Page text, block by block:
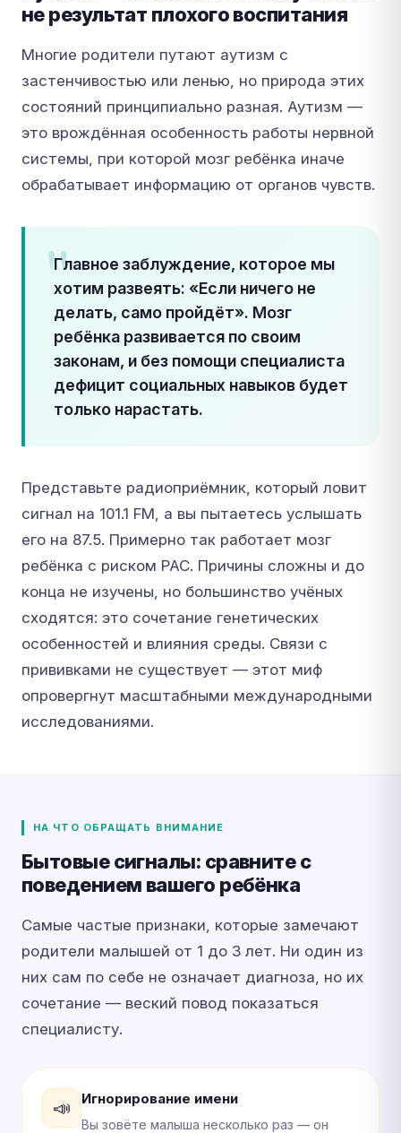
не результат плохого воспитания
Многие родители путают аутизм с
застенчивостью или ленью, но природа этих
состояний принципиально разная. Аутизм —
это врождённая особенность работы нервной
системы, при которой мозг ребёнка иначе
обрабатывает информацию от органов чувств.
Главное заблуждение, которое мы
хотим развеять: «Если ничего не
делать, само пройдёт». Мозг
ребёнка развивается по своим
законам, и без помощи специалиста
дефицит социальных навыков будет
только нарастать.
Представьте радиоприёмник, который ловит
сигнал на 101.1 FM, а вы пытаетесь услышать
его на 87.5. Примерно так работает мозг
ребёнка с риском РАС. Причины сложны и до
конца не изучены, но большинство учёных
сходятся: это сочетание генетических
особенностей и влияния среды. Связи с
прививками не существует — этот миф
опровергнут масштабными международными
исследованиями.
НА ЧТО ОБРАЩАТЬ ВНИМАНИЕ
Бытовые сигналы: сравните с
поведением вашего ребёнка
Самые частые признаки, которые замечают
родители малышей от 1 до 3 лет. Ни один из
них сам по себе не означает диагноза, но их
сочетание — веский повод показаться
специалисту.
📣 Игнорирование имени
Вы зовёте малыша несколько раз — он